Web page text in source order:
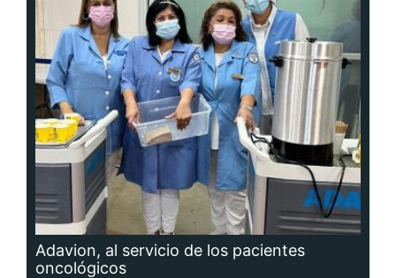
Adavion, al servicio de los pacientes
oncológicos